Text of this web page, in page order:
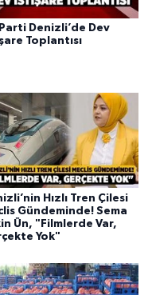
Denizli’de Dev
Toplantısı
Hızlı Tren Çilesi
Gündeminde! Sema
Ün, "Filmlerde Var,
Yok"